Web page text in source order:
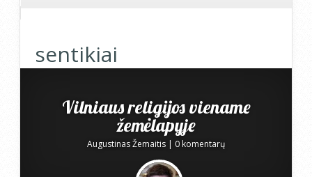
sentikiai
Vilniaus religijos viename
žemėlapyje
Augustinas Žemaitis | 0 komentarų